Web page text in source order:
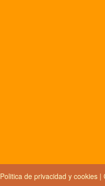
Politica de privacidad y cookies |